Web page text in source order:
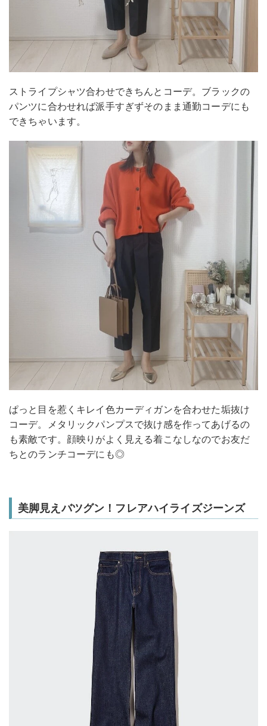
ストライプシャツ合わせできちんとコーデ。ブラックの
パンツに合わせれば派手すぎずそのまま通勤コーデにも
できちゃいます。
ぱっと目を惹くキレイ色カーディガンを合わせた垢抜け
コーデ。メタリックパンプスで抜け感を作ってあげるの
も素敵です。顔映りがよく見える着こなしなのでお友だ
ちとのランチコーデにも◎
美脚見えバツグン！フレアハイライズジーンズ